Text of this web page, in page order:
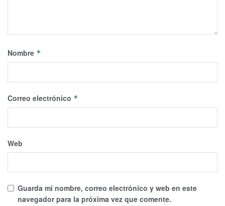
Nombre *
Correo electrónico *
Web
Guarda mi nombre, correo electrónico y web en este
navegador para la próxima vez que comente.